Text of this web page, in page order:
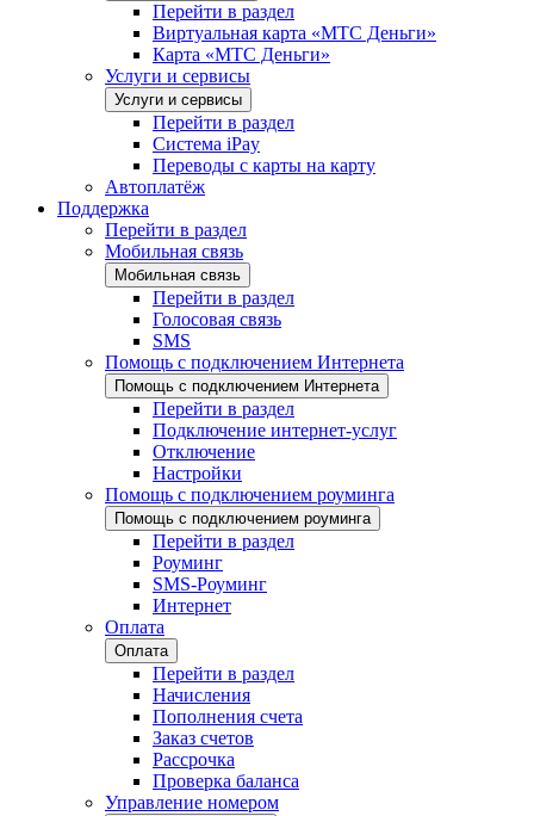
Перейти в раздел
Виртуальная карта «МТС Деньги»
Карта «МТС Деньги»
Услуги и сервисы
Услуги и сервисы
Перейти в раздел
Система iPay
Переводы с карты на карту
Автоплатёж
Поддержка
Перейти в раздел
Мобильная связь
Мобильная связь
Перейти в раздел
Голосовая связь
SMS
Помощь с подключением Интернета
Помощь с подключением Интернета
Перейти в раздел
Подключение интернет-услуг
Отключение
Настройки
Помощь с подключением роуминга
Помощь с подключением роуминга
Перейти в раздел
Роуминг
SMS-Роуминг
Интернет
Оплата
Оплата
Перейти в раздел
Начисления
Пополнения счета
Заказ счетов
Рассрочка
Проверка баланса
Управление номером